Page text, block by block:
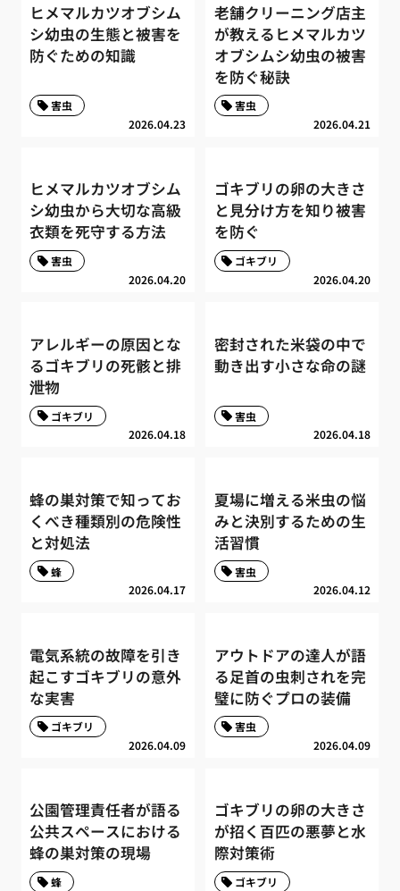
ヒメマルカツオブシム
シ幼虫の生態と被害を
防ぐための知識
2026.04.23
害虫
老舗クリーニング店主
が教えるヒメマルカツ
オブシムシ幼虫の被害
を防ぐ秘訣
2026.04.21
害虫
ヒメマルカツオブシム
シ幼虫から大切な高級
衣類を死守する方法
2026.04.20
害虫
ゴキブリの卵の大きさ
と見分け方を知り被害
を防ぐ
2026.04.20
ゴキブリ
アレルギーの原因とな
るゴキブリの死骸と排
泄物
2026.04.18
ゴキブリ
密封された米袋の中で
動き出す小さな命の謎
2026.04.18
害虫
蜂の巣対策で知ってお
くべき種類別の危険性
と対処法
2026.04.17
蜂
夏場に増える米虫の悩
みと決別するための生
活習慣
2026.04.12
害虫
電気系統の故障を引き
起こすゴキブリの意外
な実害
2026.04.09
ゴキブリ
アウトドアの達人が語
る足首の虫刺されを完
璧に防ぐプロの装備
2026.04.09
害虫
公園管理責任者が語る
公共スペースにおける
蜂の巣対策の現場
蜂
ゴキブリの卵の大きさ
が招く百匹の悪夢と水
際対策術
ゴキブリ